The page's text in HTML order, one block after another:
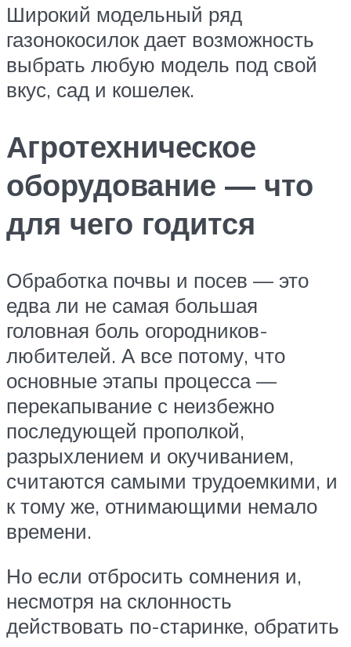
Широкий модельный ряд
газонокосилок дает возможность
выбрать любую модель под свой
вкус, сад и кошелек.
Агротехническое
оборудование — что
для чего годится
Обработка почвы и посев — это
едва ли не самая большая
головная боль огородников-
любителей. А все потому, что
основные этапы процесса —
перекапывание с неизбежно
последующей прополкой,
разрыхлением и окучиванием,
считаются самыми трудоемкими, и
к тому же, отнимающими немало
времени.
Но если отбросить сомнения и,
несмотря на склонность
действовать по-старинке, обратить